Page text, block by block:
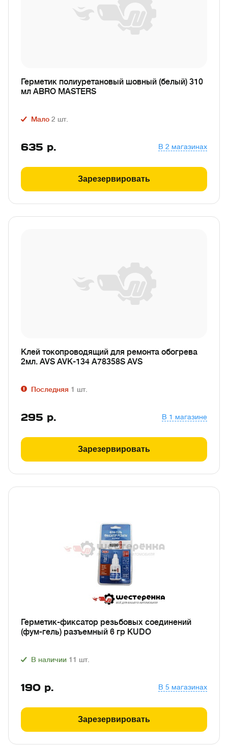
Герметик полиуретановый шовный (белый) 310
мл ABRO MASTERS
Мало 2 шт.
635 р. В 2 магазинах
Зарезервировать
Клей токопроводящий для ремонта обогрева
2мл. AVS AVK-134 A78358S AVS
Последняя 1 шт.
295 р. В 1 магазине
Зарезервировать
Герметик-фиксатор резьбовых соединений
(фум-гель) разъемный 6 гр KUDO
В наличии 11 шт.
190 р. В 5 магазинах
Зарезервировать